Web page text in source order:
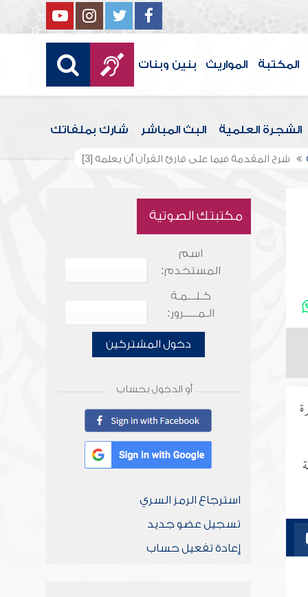
المكتبة المواريث بنين وبنات
الشجرة العلمية البث المباشر شارك بملفاتك
شرح المقدمة فيما على قارئ القرآن أن يعلمه [3]
مكتبتك الصوتية
اسم
المستخدم:
كـلـــمـة
الـمـــــرور:
دخول المشتركين
أو الدخول بحساب
استرجاع الرمز السري
تسجيل عضو جديد
إعادة تفعيل حساب